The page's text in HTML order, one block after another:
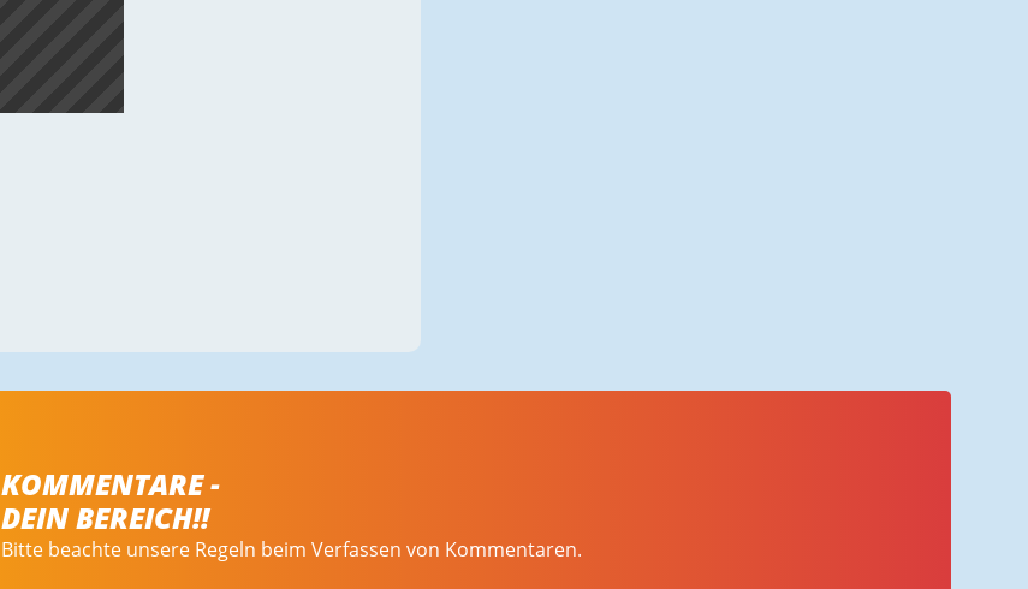
KOMMENTARE -
DEIN BEREICH!!
Bitte beachte unsere Regeln beim Verfassen von Kommentaren.